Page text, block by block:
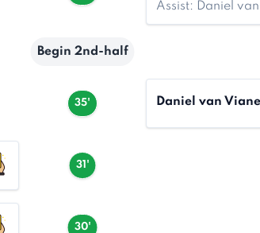
Assist: Daniel
Begin 2nd-half
35' Daniel van
31'
30'